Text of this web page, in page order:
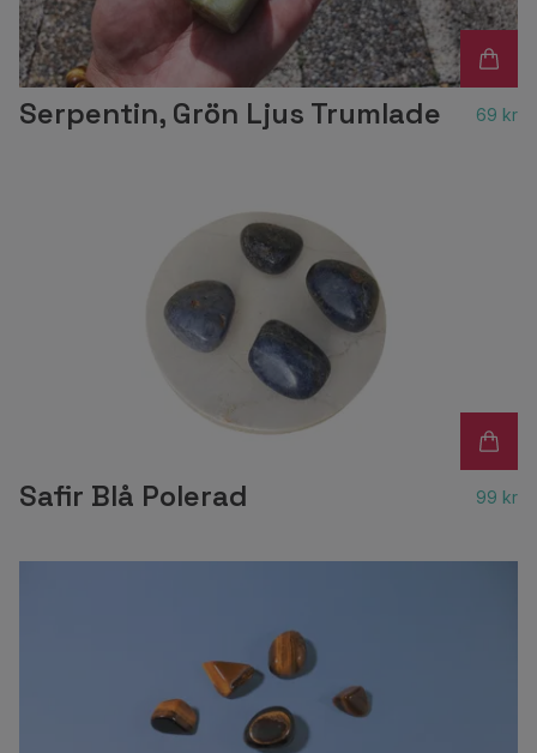
Serpentin, Grön Ljus Trumlade 69 kr
Safir Blå Polerad 99 kr